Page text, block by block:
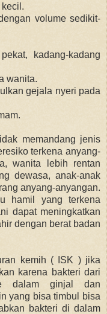
volume sedikit-
kadang-kadang
wanita.
gejala nyeri pada
memandang jenis
terkena anyang-
wanita lebih rentan
dewasa, anak-anak
anyang-anyangan.
hamil yang terkena
dapat meningkatkan
dengan berat badan
kemih ( ISK ) jika
karena bakteri dari
dalam ginjal dan
yang bisa timbul bisa
bakteri di dalam